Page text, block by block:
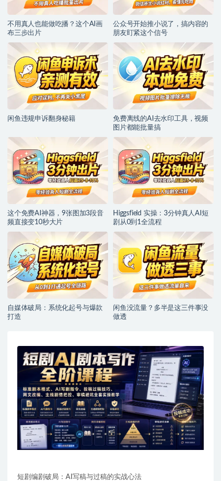
不用真人也能做吃播？这个AI画
布三步出片
公众号开始推小说了，搞内容的
朋友盯紧这个信号
闲鱼违规申诉翻身秘籍
免费离线的AI去水印工具，视频
图片都能批量搞
这个免费AI神器，9张图加3段音
频直接变10秒大片
Higgsfield 实操：3分钟真人AI短
剧从0到1全流程
自媒体破局：系统化起号与爆款
打造
闲鱼没流量？多半是这三件事没
做透
短剧编剧破局：AI写稿与过稿的实战心法